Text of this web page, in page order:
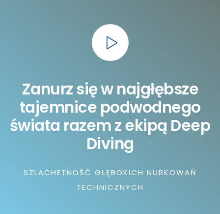
9
Zanurz się w najgłębsze
tajemnice podwodnego
świata razem z ekipą Deep
Diving
SZLACHETNOŚĆ GŁĘBOKICH NURKOWAŃ
TECHNICZNYCH